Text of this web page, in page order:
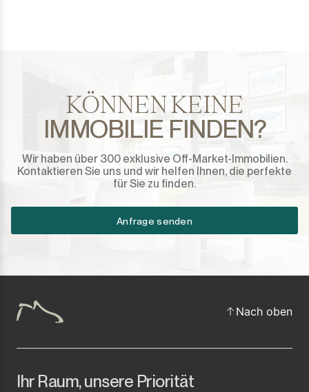
Valle Romano
Castellar de la Frontera
Jimena de la Frontera
KÖNNEN KEINE
IMMOBILIE FINDEN?
Wir haben über 300 exklusive Off-Market-Immobilien.
Kontaktieren Sie uns und wir helfen Ihnen, die perfekte
für Sie zu finden.
Anfrage senden
Nach oben
Ihr Raum, unsere Priorität